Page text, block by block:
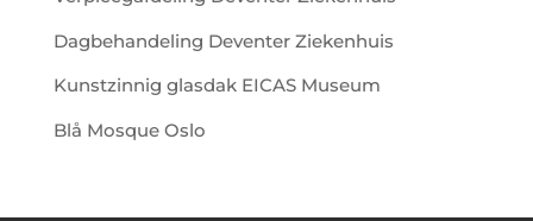
Dagbehandeling Deventer Ziekenhuis
Kunstzinnig glasdak EICAS Museum
Blå Mosque Oslo